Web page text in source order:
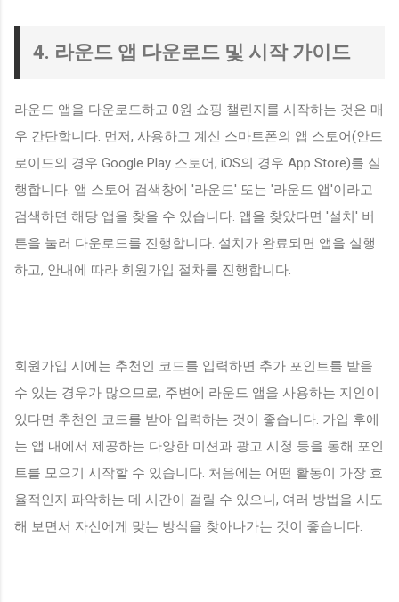
4. 라운드 앱 다운로드 및 시작 가이드
라운드 앱을 다운로드하고 0원 쇼핑 챌린지를 시작하는 것은 매
우 간단합니다. 먼저, 사용하고 계신 스마트폰의 앱 스토어(안드
로이드의 경우 Google Play 스토어, iOS의 경우 App Store)를 실
행합니다. 앱 스토어 검색창에 '라운드' 또는 '라운드 앱'이라고
검색하면 해당 앱을 찾을 수 있습니다. 앱을 찾았다면 '설치' 버
튼을 눌러 다운로드를 진행합니다. 설치가 완료되면 앱을 실행
하고, 안내에 따라 회원가입 절차를 진행합니다.
회원가입 시에는 추천인 코드를 입력하면 추가 포인트를 받을
수 있는 경우가 많으므로, 주변에 라운드 앱을 사용하는 지인이
있다면 추천인 코드를 받아 입력하는 것이 좋습니다. 가입 후에
는 앱 내에서 제공하는 다양한 미션과 광고 시청 등을 통해 포인
트를 모으기 시작할 수 있습니다. 처음에는 어떤 활동이 가장 효
율적인지 파악하는 데 시간이 걸릴 수 있으니, 여러 방법을 시도
해 보면서 자신에게 맞는 방식을 찾아나가는 것이 좋습니다.